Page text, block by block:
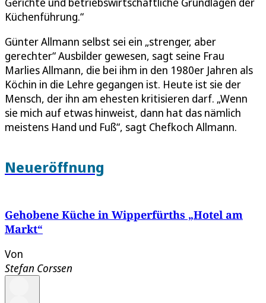
Küchenführung.“
Günter Allmann selbst sei ein „strenger, aber
gerechter“ Ausbilder gewesen, sagt seine Frau
Marlies Allmann, die bei ihm in den 1980er Jahren als
Köchin in die Lehre gegangen ist. Heute ist sie der
Mensch, der ihn am ehesten kritisieren darf. „Wenn
sie mich auf etwas hinweist, dann hat das nämlich
meistens Hand und Fuß“, sagt Chefkoch Allmann.
Neueröffnung
Gehobene Küche in Wipperfürths „Hotel am
Markt“
Von
Stefan Corssen